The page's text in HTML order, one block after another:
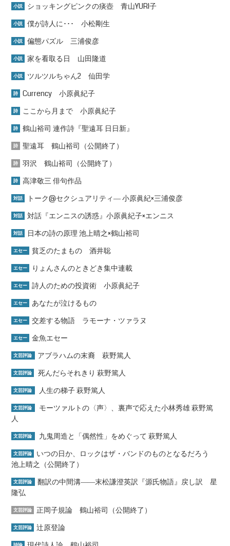
小説 ショッキングピンクの痰壺 青山YURI子
小説 僕が詩人に･･･ 小松剛生
小説 偏態パズル 三浦俊彦
小説 家を看取る日 山田隆道
小説 ツルツルちゃん2 仙田学
詩 Currency 小原眞紀子
詩 ここから月まで 小原眞紀子
詩 鶴山裕司 連作詩『聖遠耳 日日新』
詩 聖遠耳 鶴山裕司（公開終了）
詩 羽沢 鶴山裕司（公開終了）
詩 高津敬三 俳句作品
対話 トーク@セクシュアリティ― 小原眞紀×三浦俊彦
対話 対話『エンニスの誘惑』小原眞紀子×エンニス
対話 日本の詩の原理 池上晴之×鶴山裕司
エセー 貧乏のたまもの 酒井聡
エセー りょんさんのときどき集中連載
エセー 詩人のための投資術 小原眞紀子
エセー あなたが泣けるもの
エセー 交差する物語 ラモーナ・ツァラヌ
エセー 金魚エセー
文芸評論 アブラハムの末裔 萩野篤人
文芸評論 死んだらそれきり 萩野篤人
文芸評論 人生の梯子 萩野篤人
文芸評論
モーツァルトの〈声〉、裏声で応えた小林秀雄 萩野篤
人
文芸評論 九鬼周造と「偶然性」をめぐって 萩野篤人
文芸評論
いつの日か、ロックはザ・バンドのものとなるだろう
池上晴之（公開終了）
文芸評論
翻訳の中間溝――末松謙澄英訳『源氏物語』戻し訳 星
隆弘
文芸評論 正岡子規論 鶴山裕司（公開終了）
文芸評論 辻原登論